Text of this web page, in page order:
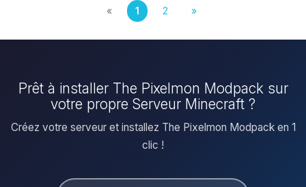
« 1 2 »
Prêt à installer The Pixelmon Modpack sur
votre propre Serveur Minecraft ?
Créez votre serveur et installez The Pixelmon Modpack en 1
clic !